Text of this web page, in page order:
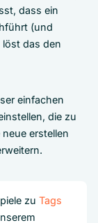
dass ein
(und
das den
einfachen
die zu
erstellen
zu Tags